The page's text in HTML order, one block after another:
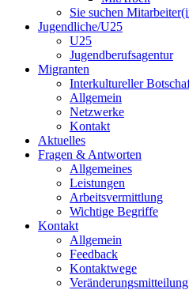
Sie suchen
Jugendliche/U25
U25
Jugendberufsagentur
Migranten
Interkultureller
Allgemein
Netzwerke
Kontakt
Aktuelles
Fragen & Antworten
Allgemeines
Leistungen
Arbeitsvermittlung
Wichtige Begriffe
Kontakt
Allgemein
Feedback
Kontaktwege
Veränderungsmitteilung